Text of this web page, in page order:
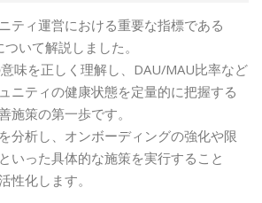
ティ運営における重要な指標である
いて解説しました。
味を正しく理解し、DAU/MAU比率など
ニティの健康状態を定量的に把握する
施策の第一歩です。
分析し、オンボーディングの強化や限
いった具体的な施策を実行すること
性化します。